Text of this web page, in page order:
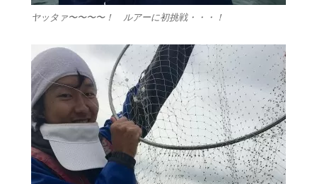
ヤッタァ〜〜〜〜！ ルアーに初挑戦・・・！